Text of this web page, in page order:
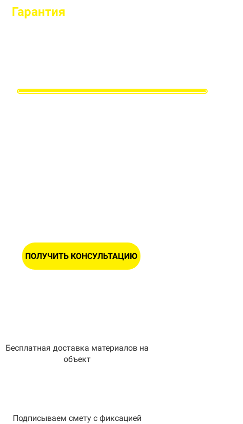
Гарантия
ПОЛУЧИТЬ КОНСУЛЬТАЦИЮ
Бесплатная доставка материалов на
объект
Подписываем смету с фиксацией